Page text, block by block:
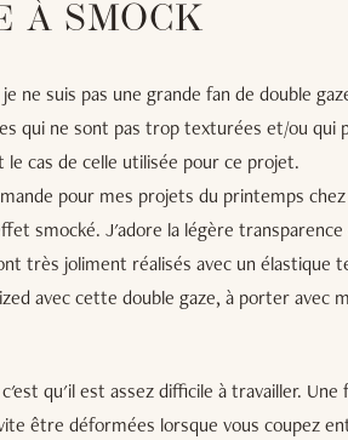
À SMOCK
ne suis pas une grande fan de double
qui ne sont pas trop texturées et/ou qui
cas de celle utilisée pour ce projet.
pour mes projets du printemps
smocké. J'adore la légère
très joliment réalisés avec un élastique
avec cette double gaze, à porter avec
qu'il est assez difficile à travailler. Une
être déformées lorsque vous coupez